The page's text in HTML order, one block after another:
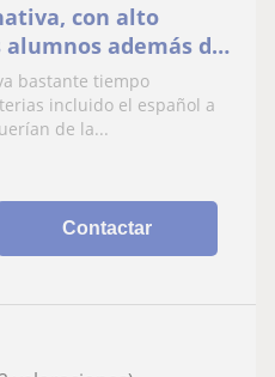
con alto
además de
cada tipo de
bastante tiempo
incluido el español a
de la...
Contactar